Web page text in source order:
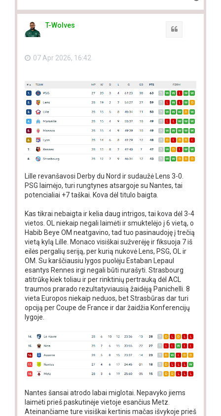
p
T-Wolves
07 Apr 2026, 16:42
Lille revanšavosi Derby du Nord ir sudaužė Lens 3-0.
PSG laimėjo, turi rungtynes atsargoje su Nantes, tai
potencialiai +7 taškai. Kova dėl titulo baigta.
Kas tikrai nebaigta ir kelia daug intrigos, tai kova dėl 3-4
vietos. OL niekaip negali laimėti ir smuktelėjo į 6 vietą, o
Habib Beye OM neatgavino, tad tuo pasinaudoję į trečią
vietą kylą Lille. Monaco visiškai sužverėję ir fiksuoja 7 iš
eilės pergalių seriją, per kurią nukovė Lens, PSG, OL ir
OM. Su karščiausiu lygos puolėju Estaban Lepaul
esantys Rennes irgi negali būti nurašyti. Strasbourg
atitrūkę kiek toliau ir per rinktinių pertrauką dėl ACL
traumos prarado rezultatyviausią žaidėją Panichelli. 8
vieta Europos niekaip neduos, bet Strasbūras dar turi
opciją per Coupe de France ir dar žaidžia Konferencijų
lygoje.
Nantes šansai atrodo labai miglotai. Nepavyko jiems
laimėti prieš paskutinėje vietoje esančius Metz.
Ateinančiame ture visiškai kertinis mačas išvykoje prieš